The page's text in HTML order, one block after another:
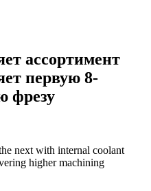
ассортимент
первую 8-
фрезу
next with internal coolant
higher machining